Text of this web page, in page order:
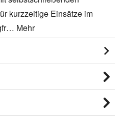
kurzzeitige Einsätze im
Mehr